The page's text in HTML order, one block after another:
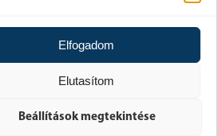
Elfogadom
Elutasítom
Beállítások megtekintése
SZERZŐDÉSI FELTÉTELEK
ELÁLLÁSI JOG